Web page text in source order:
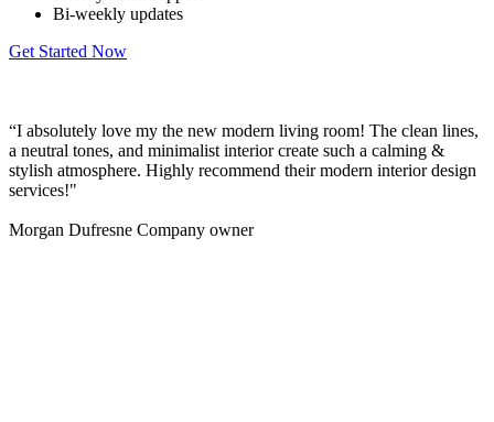
Bi-weekly updates
Get Started Now
“I absolutely love my the new modern living room! The clean lines,
a neutral tones, and minimalist interior create such a calming &
stylish atmosphere. Highly recommend their modern interior design
services!"
Morgan Dufresne Company owner